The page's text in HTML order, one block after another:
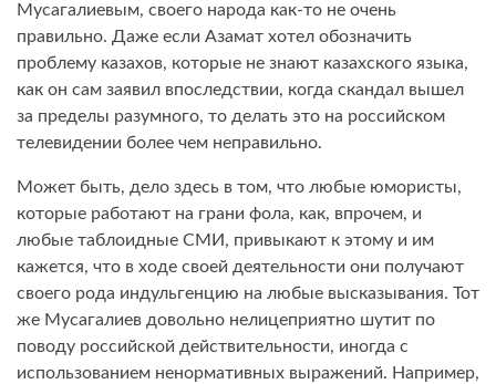
Мусагалиевым, своего народа как-то не очень
правильно. Даже если Азамат хотел обозначить
проблему казахов, которые не знают казахского языка,
как он сам заявил впоследствии, когда скандал вышел
за пределы разумного, то делать это на российском
телевидении более чем неправильно.
Может быть, дело здесь в том, что любые юмористы,
которые работают на грани фола, как, впрочем, и
любые таблоидные СМИ, привыкают к этому и им
кажется, что в ходе своей деятельности они получают
своего рода индульгенцию на любые высказывания. Тот
же Мусагалиев довольно нелицеприятно шутит по
поводу российской действительности, иногда с
использованием ненормативных выражений. Например,